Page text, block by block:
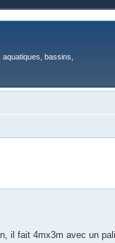
bassins,
il fait 4mx3m avec un